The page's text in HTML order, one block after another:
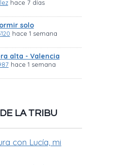
hace 7 días
solo
hace 1 semana
alta - Valencia
hace 1 semana
LA TRIBU
con Lucía, mi